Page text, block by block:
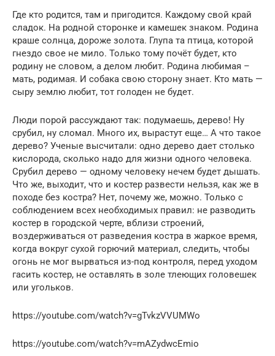
Где кто родится, там и пригодится. Каждому свой край
сладок. На родной сторонке и камешек знаком. Родина
краше солнца, дороже золота. Глупа та птица, которой
гнездо свое не мило. Только тому почёт будет, кто
родину не словом, а делом любит. Родина любимая –
мать, родимая. И собака свою сторону знает. Кто мать —
сыру землю любит, тот голоден не будет.
Люди порой рассуждают так: подумаешь, дерево! Ну
срубил, ну сломал. Много их, вырастут еще… А что такое
дерево? Ученые высчитали: одно дерево дает столько
кислорода, сколько надо для жизни одного человека.
Срубил дерево — одному человеку нечем будет дышать.
Чтo же, выходит, что и костер развести нельзя, как же в
походе без костра? Нет, почему же, можно. Только с
соблюдением всех необходимых правил: не разводить
костер в городской черте, вблизи строений,
воздерживаться от разведения костра в жаркое время,
когда вокруг сухой горючий материал, следить, чтобы
огонь не мог вырваться из-под контроля, перед уходом
гасить костер, не оставлять в золе тлеющих головешек
или угольков.
https://youtube.com/watch?v=gTvkzVVUMWo
https://youtube.com/watch?v=mAZydwcEmio